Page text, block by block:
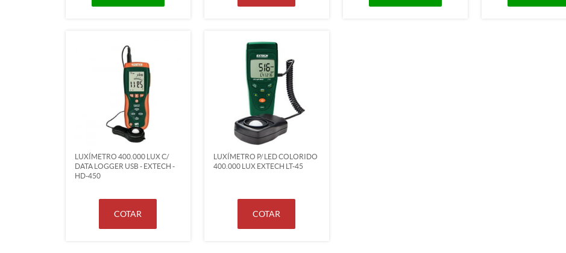
LUXÍMETRO 400.000 LUX C/
DATA LOGGER USB - EXTECH -
HD-450
COTAR
LUXÍMETRO P/ LED COLORIDO
400.000 LUX EXTECH LT-45
COTAR